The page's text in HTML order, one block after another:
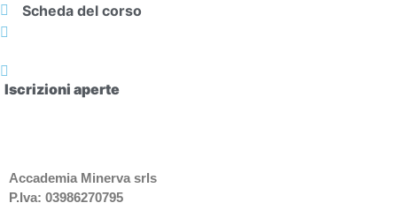
Scheda del corso
Iscrizioni aperte
Accademia Minerva srls
P.Iva: 03986270795